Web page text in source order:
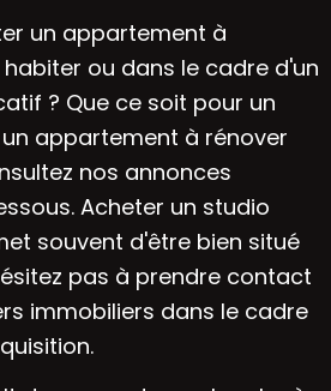
un appartement à
ou dans le cadre d'un
? Que ce soit pour un
appartement à rénover
nos annonces
Acheter un studio
souvent d'être bien situé
pas à prendre contact
immobiliers dans le cadre